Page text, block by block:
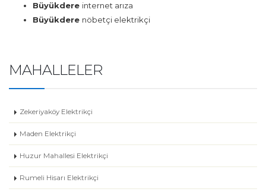
Büyükdere internet arıza
Büyükdere nöbetçi elektrikçi
MAHALLELER
Zekeriyaköy Elektrikçi
Maden Elektrikçi
Huzur Mahallesi Elektrikçi
Rumeli Hisarı Elektrikçi